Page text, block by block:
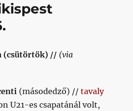
akkor
nagyon
pont
jutalmad
(csütörtök) // (via
(másodedző) //tavaly
U21-es csapatánál volt,